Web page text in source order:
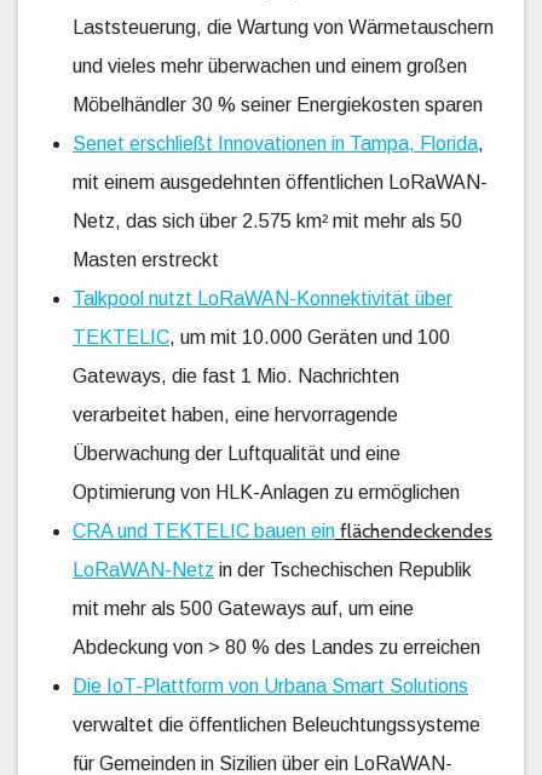
Laststeuerung, die Wartung von Wärmetauschern
und vieles mehr überwachen und einem großen
Möbelhändler 30 % seiner Energiekosten sparen
Senet erschließt Innovationen in Tampa, Florida,
mit einem ausgedehnten öffentlichen LoRaWAN-
Netz, das sich über 2.575 km² mit mehr als 50
Masten erstreckt
Talkpool nutzt LoRaWAN-Konnektivität über
TEKTELIC, um mit 10.000 Geräten und 100
Gateways, die fast 1 Mio. Nachrichten
verarbeitet haben, eine hervorragende
Überwachung der Luftqualität und eine
Optimierung von HLK-Anlagen zu ermöglichen
CRA und TEKTELIC bauen ein flächendeckendes
LoRaWAN-Netz in der Tschechischen Republik
mit mehr als 500 Gateways auf, um eine
Abdeckung von > 80 % des Landes zu erreichen
Die IoT-Plattform von Urbana Smart Solutions
verwaltet die öffentlichen Beleuchtungssysteme
für Gemeinden in Sizilien über ein LoRaWAN-